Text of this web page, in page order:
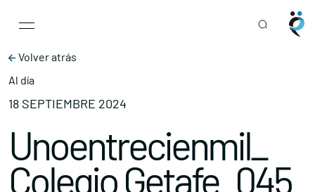
Main Navigation
Volver atrás
Al día
18 SEPTIEMBRE 2024
Unoentrecienmil_
Colegio Getafe_045